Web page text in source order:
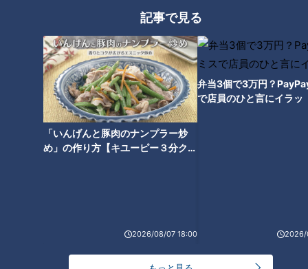
記事で見る
「いんげんと豚肉のナンプラー炒
め」の作り方【キユーピー３分クッ
2026/08/07 18:00
弁当3個で3万円？
で店員のひと言にイラッ
2026/
「箕面温泉スパーガーデン」に
残るケーブルカーの“幻の遺
構”とは？静岡の廃隧道の痕跡
も！後日調査で新情報が判明た